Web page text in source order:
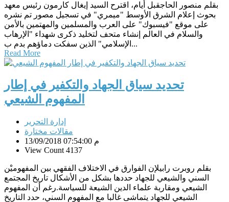
بقلم منصور الحاجقبل أيام، اقترح السيد إيغال كارمون رئيس معهد
بحوث إعلام الشرق الأوسط "ميمري" في تسجيل مصور تم نشره
على موقع "فيسبوك" على العرب والمسلمين والمهتمين بالأمن
والسلام في العالم إنشاء متحف لتخليد ذكرى شهداء "الإرهاب
الإسلامي" الذين سفكت دماؤهم بدم ب...
Read More
تحديد سياق الجهاد والتكفير في إطار
المفهوم الشيعي
إدارة التحرير
مقالات مختارة
13/09/2018 07:54:00 م
View Count 4137
بقلم روبرت رابيلإن الفوارق في الاختلاف الفقهي بين المفهوميْن
السني والشيعي للجهاد حددها بشكل من الأشكال تاريخ المجتمع
الشيعي ومقاربة علماء الدين الشيعة للسياسة.رغم أن المفهوم
الشيعي للجهاد يتماشى غالبا مع المفهوم السني، حدد التاريخ